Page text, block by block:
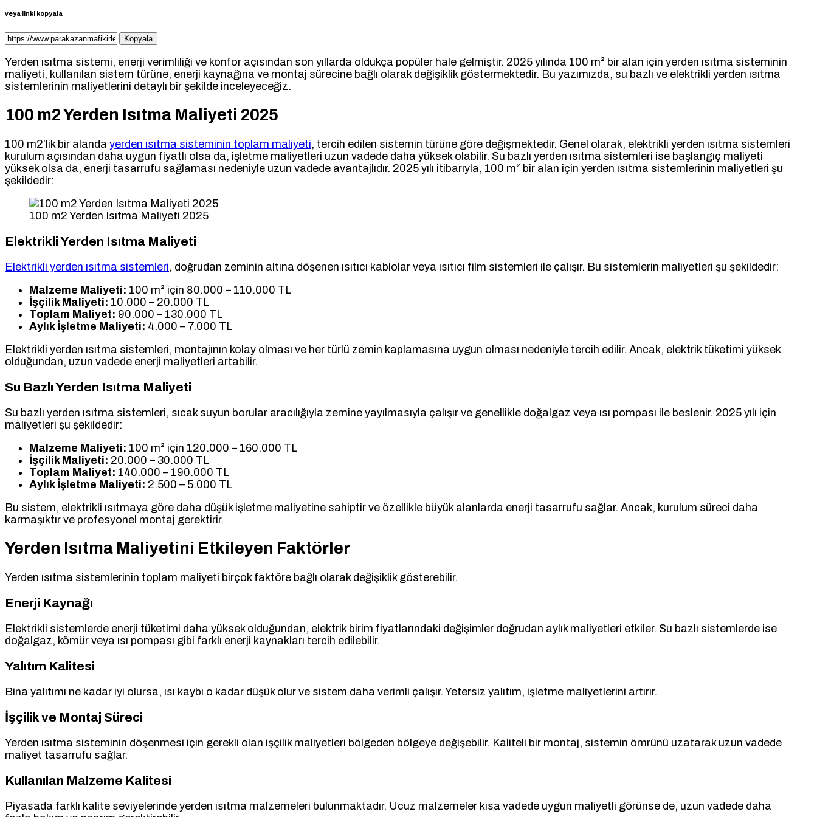
veya linki kopyala
Kopyala
Yerden ısıtma sistemi, enerji verimliliği ve konfor açısından son yıllarda oldukça popüler hale gelmiştir. 2025 yılında 100 m² bir alan için yerden ısıtma sisteminin
maliyeti, kullanılan sistem türüne, enerji kaynağına ve montaj sürecine bağlı olarak değişiklik göstermektedir. Bu yazımızda, su bazlı ve elektrikli yerden ısıtma
sistemlerinin maliyetlerini detaylı bir şekilde inceleyeceğiz.
100 m2 Yerden Isıtma Maliyeti 2025
100 m2’lik bir alanda yerden ısıtma sisteminin toplam maliyeti, tercih edilen sistemin türüne göre değişmektedir. Genel olarak, elektrikli yerden ısıtma sistemleri
kurulum açısından daha uygun fiyatlı olsa da, işletme maliyetleri uzun vadede daha yüksek olabilir. Su bazlı yerden ısıtma sistemleri ise başlangıç maliyeti
yüksek olsa da, enerji tasarrufu sağlaması nedeniyle uzun vadede avantajlıdır. 2025 yılı itibarıyla, 100 m² bir alan için yerden ısıtma sistemlerinin maliyetleri şu
şekildedir:
100 m2 Yerden Isıtma Maliyeti 2025
Elektrikli Yerden Isıtma Maliyeti
Elektrikli yerden ısıtma sistemleri, doğrudan zeminin altına döşenen ısıtıcı kablolar veya ısıtıcı film sistemleri ile çalışır. Bu sistemlerin maliyetleri şu şekildedir:
Malzeme Maliyeti: 100 m² için 80.000 – 110.000 TL
İşçilik Maliyeti: 10.000 – 20.000 TL
Toplam Maliyet: 90.000 – 130.000 TL
Aylık İşletme Maliyeti: 4.000 – 7.000 TL
Elektrikli yerden ısıtma sistemleri, montajının kolay olması ve her türlü zemin kaplamasına uygun olması nedeniyle tercih edilir. Ancak, elektrik tüketimi yüksek
olduğundan, uzun vadede enerji maliyetleri artabilir.
Su Bazlı Yerden Isıtma Maliyeti
Su bazlı yerden ısıtma sistemleri, sıcak suyun borular aracılığıyla zemine yayılmasıyla çalışır ve genellikle doğalgaz veya ısı pompası ile beslenir. 2025 yılı için
maliyetleri şu şekildedir:
Malzeme Maliyeti: 100 m² için 120.000 – 160.000 TL
İşçilik Maliyeti: 20.000 – 30.000 TL
Toplam Maliyet: 140.000 – 190.000 TL
Aylık İşletme Maliyeti: 2.500 – 5.000 TL
Bu sistem, elektrikli ısıtmaya göre daha düşük işletme maliyetine sahiptir ve özellikle büyük alanlarda enerji tasarrufu sağlar. Ancak, kurulum süreci daha
karmaşıktır ve profesyonel montaj gerektirir.
Yerden Isıtma Maliyetini Etkileyen Faktörler
Yerden ısıtma sistemlerinin toplam maliyeti birçok faktöre bağlı olarak değişiklik gösterebilir.
Enerji Kaynağı
Elektrikli sistemlerde enerji tüketimi daha yüksek olduğundan, elektrik birim fiyatlarındaki değişimler doğrudan aylık maliyetleri etkiler. Su bazlı sistemlerde ise
doğalgaz, kömür veya ısı pompası gibi farklı enerji kaynakları tercih edilebilir.
Yalıtım Kalitesi
Bina yalıtımı ne kadar iyi olursa, ısı kaybı o kadar düşük olur ve sistem daha verimli çalışır. Yetersiz yalıtım, işletme maliyetlerini artırır.
İşçilik ve Montaj Süreci
Yerden ısıtma sisteminin döşenmesi için gerekli olan işçilik maliyetleri bölgeden bölgeye değişebilir. Kaliteli bir montaj, sistemin ömrünü uzatarak uzun vadede
maliyet tasarrufu sağlar.
Kullanılan Malzeme Kalitesi
Piyasada farklı kalite seviyelerinde yerden ısıtma malzemeleri bulunmaktadır. Ucuz malzemeler kısa vadede uygun maliyetli görünse de, uzun vadede daha